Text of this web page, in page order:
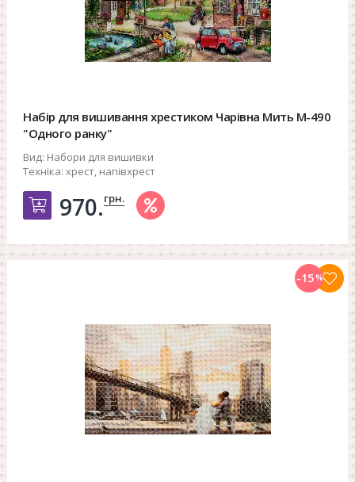
Набір для вишивання хрестиком Чарівна Мить М-490
"Одного ранку"
Вид: Набори для вишивки
Техніка: хрест, напівхрест
Добавить в корзину
970.грн.
-15%